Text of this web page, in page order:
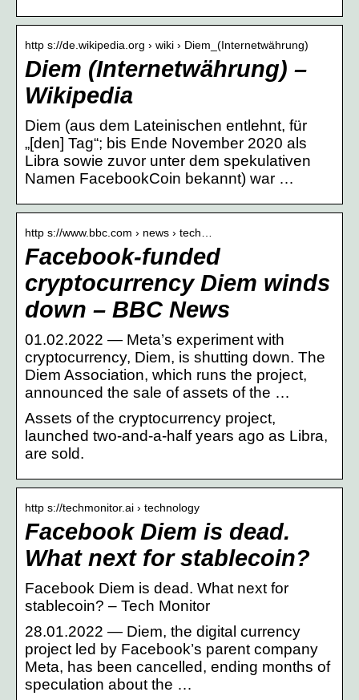
http s://de.wikipedia.org › wiki › Diem_(Internetwährung)
Diem (Internetwährung) –
Wikipedia
Diem (aus dem Lateinischen entlehnt, für
„[den] Tag“; bis Ende November 2020 als
Libra sowie zuvor unter dem spekulativen
Namen FacebookCoin bekannt) war …
http s://www.bbc.com › news › tech…
Facebook-funded
cryptocurrency Diem winds
down – BBC News
01.02.2022 — Meta’s experiment with
cryptocurrency, Diem, is shutting down. The
Diem Association, which runs the project,
announced the sale of assets of the …
Assets of the cryptocurrency project,
launched two-and-a-half years ago as Libra,
are sold.
http s://techmonitor.ai › technology
Facebook Diem is dead.
What next for stablecoin?
Facebook Diem is dead. What next for
stablecoin? – Tech Monitor
28.01.2022 — Diem, the digital currency
project led by Facebook’s parent company
Meta, has been cancelled, ending months of
speculation about the …